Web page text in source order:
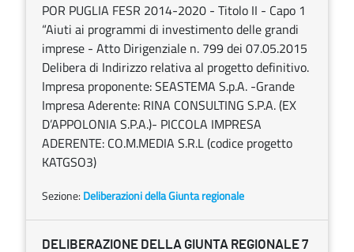
POR PUGLIA FESR 2014-2020 - Titolo II - Capo 1
“Aiuti ai programmi di investimento delle grandi
imprese - Atto Dirigenziale n. 799 dei 07.05.2015
Delibera di Indirizzo relativa al progetto definitivo.
Impresa proponente: SEASTEMA S.p.A. -Grande
Impresa Aderente: RINA CONSULTING S.P.A. (EX
D’APPOLONIA S.P.A.)- PICCOLA IMPRESA
ADERENTE: CO.M.MEDIA S.R.L (codice progetto
KATGSO3)
Sezione: Deliberazioni della Giunta regionale
DELIBERAZIONE DELLA GIUNTA REGIONALE 7